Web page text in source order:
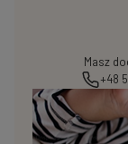
Masz
+48